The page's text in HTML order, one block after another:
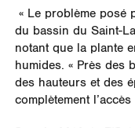
« Le problème posé
du bassin du Saint-
notant que la plante
humides. « Près des
des hauteurs et des
complètement